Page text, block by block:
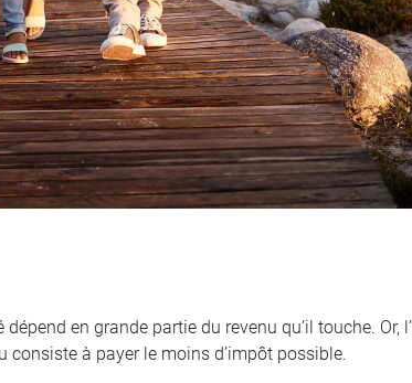
dépend en grande partie du revenu qu’il touche.
consiste à payer le moins d’impôt possible.